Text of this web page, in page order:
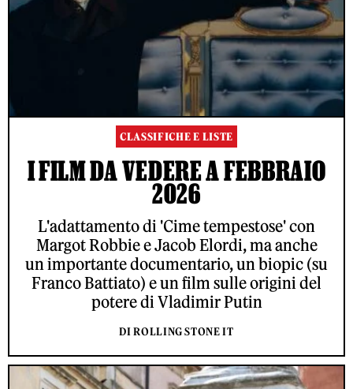
CLASSIFICHE E LISTE
I FILM DA VEDERE A FEBBRAIO
2026
L'adattamento di 'Cime tempestose' con
Margot Robbie e Jacob Elordi, ma anche
un importante documentario, un biopic (su
Franco Battiato) e un film sulle origini del
potere di Vladimir Putin
DI ROLLING STONE IT